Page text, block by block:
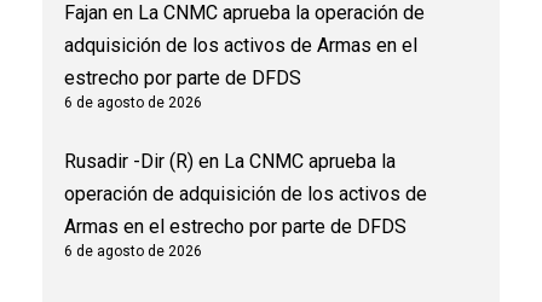
Fajan en La CNMC aprueba la operación de
adquisición de los activos de Armas en el
estrecho por parte de DFDS
6 de agosto de 2026
Rusadir -Dir (R) en La CNMC aprueba la
operación de adquisición de los activos de
Armas en el estrecho por parte de DFDS
6 de agosto de 2026